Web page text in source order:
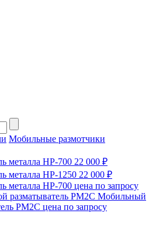
Мобильные размотчики
металла HP-700 22 000 ₽
металла HP-1250 22 000 ₽
металла HP-700 цена по запросу
разматыватель РМ2С Мобильный
РМ2С цена по запросу